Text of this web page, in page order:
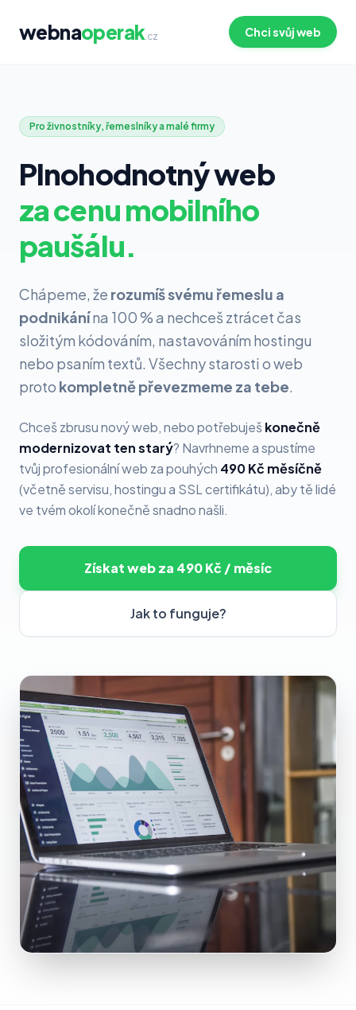
webnaoperak.cz Chci svůj web
Pro živnostníky, řemeslníky a malé firmy
Plnohodnotný web
za cenu mobilního
paušálu.
Chápeme, že rozumíš svému řemeslu a
podnikánína 100 % a nechceš ztrácet čas
složitým kódováním, nastavováním hostingu
nebo psaním textů. Všechny starosti o web
proto kompletně převezmeme za tebe.
Chceš zbrusu nový web, nebo potřebuješkonečně
modernizovat ten starý? Navrhneme a spustíme
tvůj profesionální web za pouhých 490 Kč měsíčně
(včetně servisu, hostingu a SSL certifikátu), aby tě lidé
ve tvém okolí konečně snadno našli.
Získat web za 490 Kč / měsíc
Jak to funguje?